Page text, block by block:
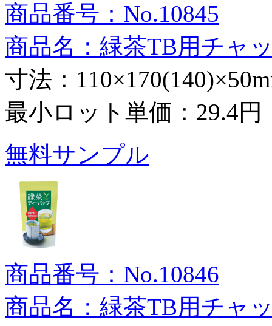
商品番号：No.10845
商品名：緑茶TB用チャ
寸法：
最小ロット単価： 29.4円
無料サンプル
商品番号：No.10846
商品名：緑茶TB用チャ